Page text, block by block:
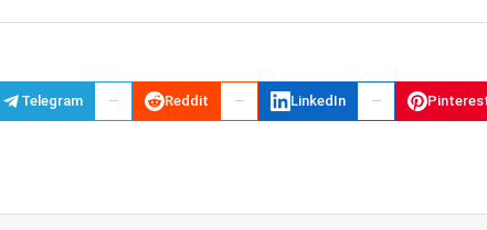
Telegram Reddit LinkedIn